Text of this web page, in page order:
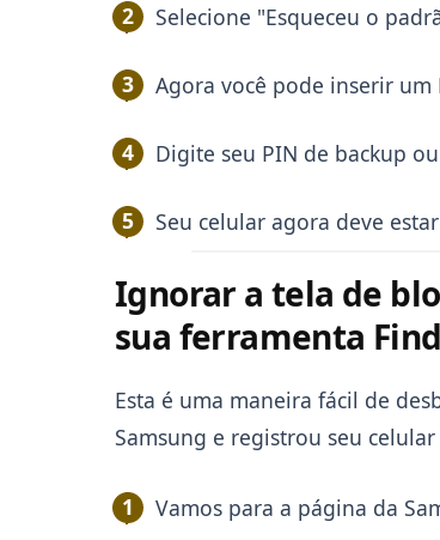
Selecione "Esqueceu o
Agora você pode inserir
Digite seu PIN de backup
Seu celular agora deve
Ignorar a tela de
sua ferramenta
Esta é uma maneira fácil de
Samsung e registrou seu
Vamos para a página da